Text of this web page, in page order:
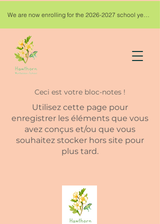
Ceci est votre bloc-notes !
Utilisez cette page pour
enregistrer les éléments que vous
avez conçus et/ou que vous
souhaitez stocker hors site pour
plus tard.